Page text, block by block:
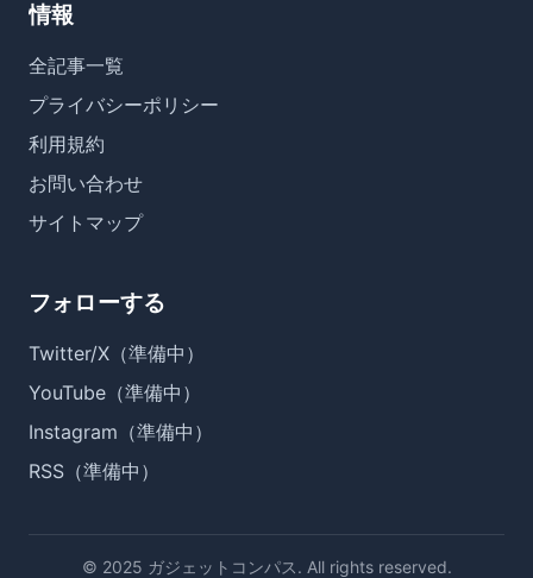
情報
全記事一覧
プライバシーポリシー
利用規約
お問い合わせ
サイトマップ
フォローする
Twitter/X（準備中）
YouTube（準備中）
Instagram（準備中）
RSS（準備中）
© 2025 ガジェットコンパス. All rights reserved.